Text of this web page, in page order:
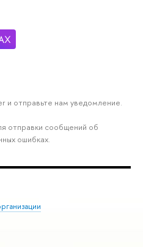
и отправьте нам уведомление.
отправки сообщений об
ошибках.